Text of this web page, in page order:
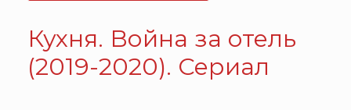
Кухня. Война за отель
(2019-2020). Сериал